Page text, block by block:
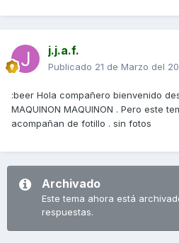
j.j.a.f.
Publicado 21 de Marzo del
:beer Hola compañero bienvenido
MAQUINON MAQUINON . Pero este
acompañan de fotillo . sin fotos
Archivado
Este tema ahora está
respuestas.